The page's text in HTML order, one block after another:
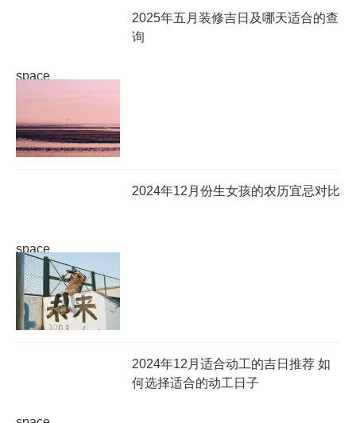
space
2025年五月装修吉日及哪天适合的查
询
space
2024年12月份生女孩的农历宜忌对比
2024年12月适合动工的吉日推荐 如
何选择适合的动工日子